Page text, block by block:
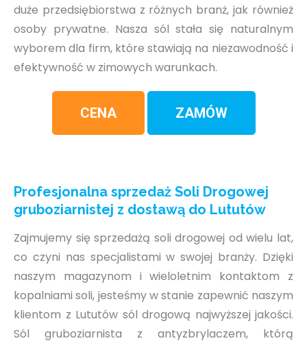
duże przedsiębiorstwa z różnych branż, jak również
osoby prywatne. Nasza sól stała się naturalnym
wyborem dla firm, które stawiają na niezawodność i
efektywność w zimowych warunkach.
CENA ZAMÓW
Profesjonalna sprzedaż Soli Drogowej
gruboziarnistej z dostawą do Lututów
Zajmujemy się sprzedażą soli drogowej od wielu lat,
co czyni nas specjalistami w swojej branży. Dzięki
naszym magazynom i wieloletnim kontaktom z
kopalniami soli, jesteśmy w stanie zapewnić naszym
klientom z Lututów sól drogową najwyższej jakości.
Sól gruboziarnista z antyzbrylaczem, którą